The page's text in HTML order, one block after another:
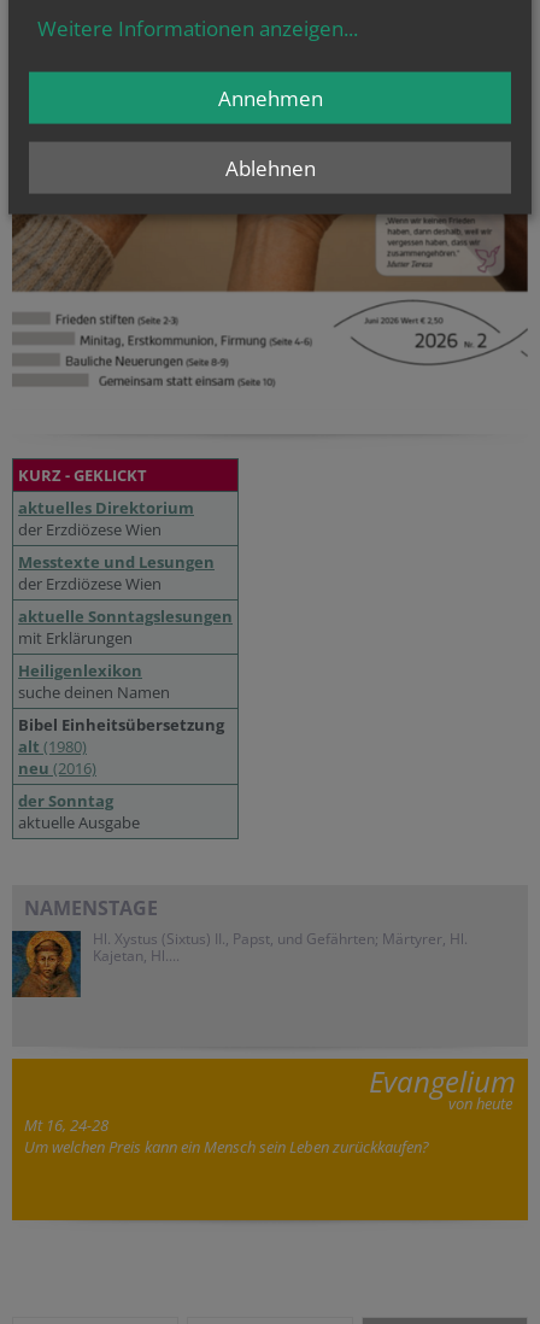
KURZ - GEKLICKT
aktuelles Direktorium
der Erzdiözese Wien
Messtexte und Lesungen
der Erzdiözese Wien
aktuelle Sonntagslesungen
mit Erklärungen
Heiligenlexikon
suche deinen Namen
Bibel Einheitsübersetzung
alt (1980)
neu (2016)
der Sonntag
aktuelle Ausgabe
NAMENSTAGE
Hl. Xystus (Sixtus) II., Papst, und Gefährten; Märtyrer, Hl.
Kajetan, Hl....
Evangelium
von heute
Mt 16, 24-28
Um welchen Preis kann ein Mensch sein Leben zurückkaufen?
Weitere Informationen anzeigen...
Ablehnen
Annehmen